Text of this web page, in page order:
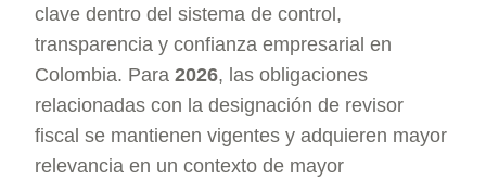
clave dentro del sistema de control,
transparencia y confianza empresarial en
Colombia. Para2026, las obligaciones
relacionadas con la designación de revisor
fiscal se mantienen vigentes y adquieren mayor
relevancia en un contexto de mayor